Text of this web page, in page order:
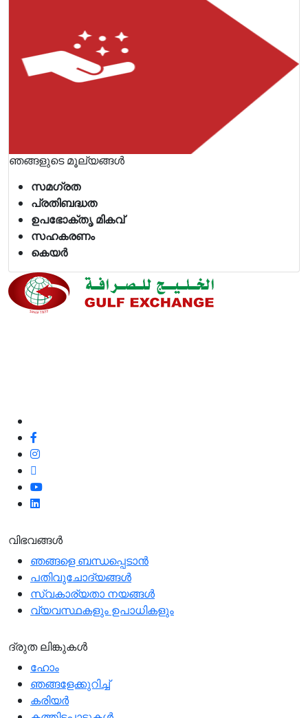
ഞങ്ങളുടെ മൂല്യങ്ങൾ
സമഗ്രത
പ്രതിബദ്ധത
ഉപഭോക്തൃ മികവ്
സഹകരണം
കെയർ
വിഭവങ്ങൾ
ഞങ്ങളെ ബന്ധപ്പെടാന്‍
പതിവുചോദ്യങ്ങൾ
സ്വകാര്യതാ നയങ്ങള്‍
വ്യവസ്ഥകളും ഉപാധികളും
ദ്രുത ലിങ്കുകൾ
ഹോം
ഞങ്ങളേക്കുറിച്ച്
കരിയർ